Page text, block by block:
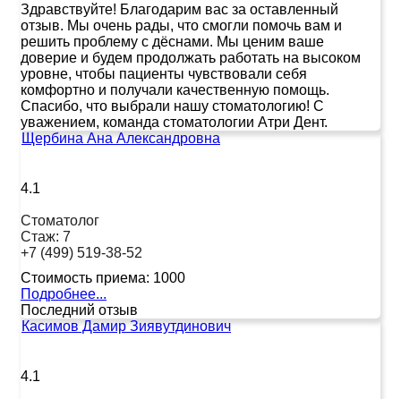
Здравствуйте! Благодарим вас за оставленный
отзыв. Мы очень рады, что смогли помочь вам и
решить проблему с дёснами. Мы ценим ваше
доверие и будем продолжать работать на высоком
уровне, чтобы пациенты чувствовали себя
комфортно и получали качественную помощь.
Спасибо, что выбрали нашу стоматологию! С
уважением, команда стоматологии Атри Дент.
Щербина Ана Александровна
4.1
Стоматолог
Стаж: 7
+7 (499) 519-38-52
Стоимость приема: 1000
Подробнее...
Последний отзыв
Касимов Дамир Зиявутдинович
4.1